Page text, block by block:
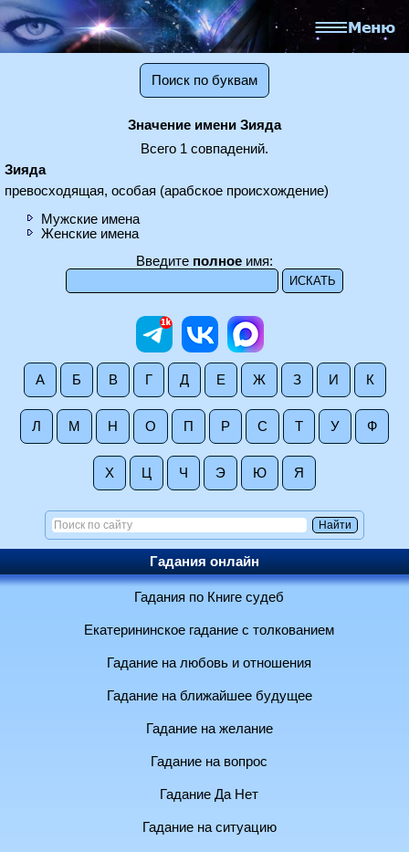
Поиск по буквам
Значение имени Зияда
Всего 1 совпадений.
Зияда
превосходящая, особая (арабское происхождение)
Мужские имена
Женские имена
Введите полное имя:
А Б В Г Д Е Ж З И К
Л М Н О П Р С Т У Ф
Х Ц Ч Э Ю Я
Гадания онлайн
Гадания по Книге судеб
Екатерининское гадание с толкованием
Гадание на любовь и отношения
Гадание на ближайшее будущее
Гадание на желание
Гадание на вопрос
Гадание Да Нет
Гадание на ситуацию